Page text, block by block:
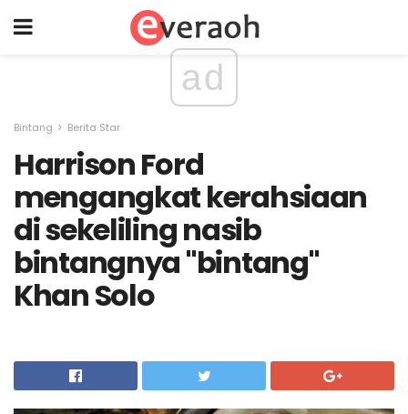
ad
Bintang Berita Star
Harrison Ford
mengangkat kerahsiaan
di sekeliling nasib
bintangnya "bintang"
Khan Solo